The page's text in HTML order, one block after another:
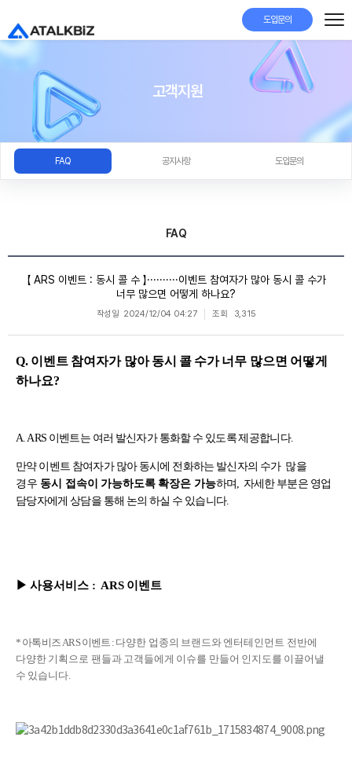
도입문의
고객지원
FAQ 공지사항 도입문의
FAQ
【 ARS 이벤트 : 동시 콜 수 】··········이벤트 참여자가 많아 동시 콜 수가
너무 많으면 어떻게 하나요?
작성일 2024/12/04 04:27 조회 3,315
Q. 이벤트 참여자가 많아 동시 콜 수가 너무 많으면 어떻게
하나요?
A. ARS 이벤트는 여러 발신자가 통화할 수 있도록 제공합니다.
만약 이벤트 참여자가 많아 동시에 전화하는 발신자의 수가 많을
경우 동시 접속이 가능하도록 확장은 가능하며, 자세한 부분은 영업
담당자에게 상담을 통해 논의 하실 수 있습니다.
▶사용서비스 : ARS 이벤트
* 아톡비즈 ARS 이벤트 : 다양한 업종의 브랜드와 엔터테인먼트 전반에
다양한 기획으로 팬들과 고객들에게 이슈를 만들어 인지도를 이끌어낼
수 있습니다.